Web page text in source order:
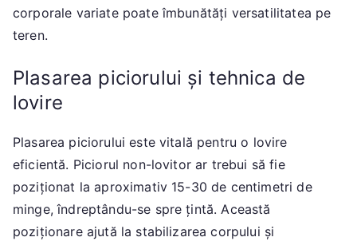
corporale variate poate îmbunătăți versatilitatea pe
teren.
Plasarea piciorului și tehnica de
lovire
Plasarea piciorului este vitală pentru o lovire
eficientă. Piciorul non-lovitor ar trebui să fie
poziționat la aproximativ 15-30 de centimetri de
minge, îndreptându-se spre țintă. Această
poziționare ajută la stabilizarea corpului și